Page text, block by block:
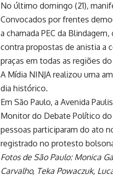
No último domingo (21),
Convocados por frentes
a chamada PEC da
contra propostas de anistia a
praças em todas as regiões do
A Mídia NINJA realizou uma
dia histórico.
Em São Paulo, a Avenida
Monitor do Debate Político do
pessoas participaram do ato
registrado no protesto
Fotos de São Paulo: Monica
Carvalho, Teka Powaczuk,